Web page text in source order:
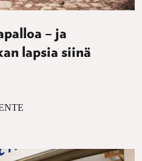
– ja
lapsia siinä